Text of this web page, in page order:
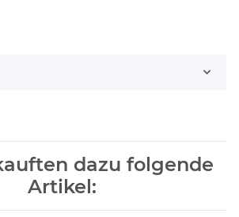
dazu folgende
Artikel: